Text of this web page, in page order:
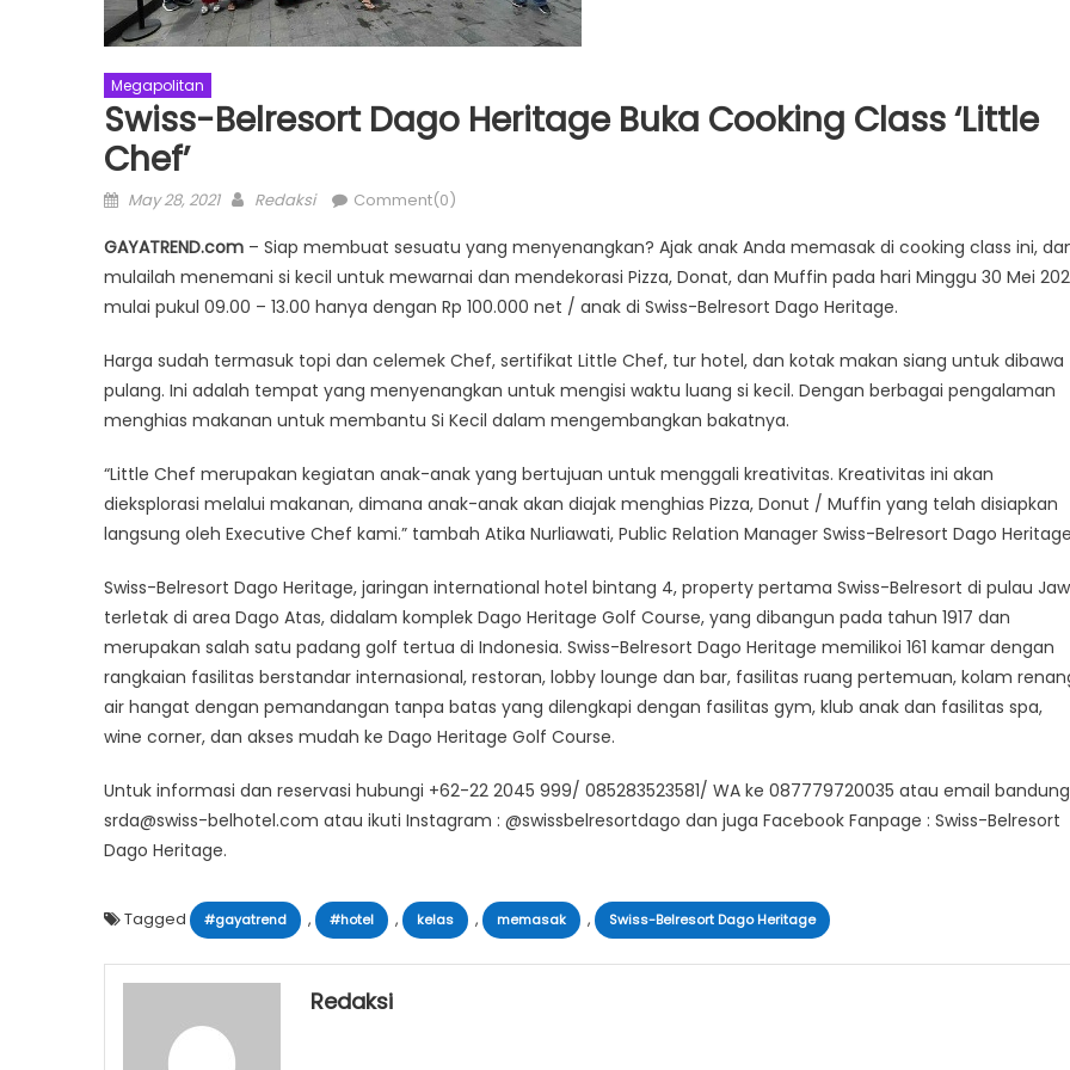
Megapolitan
Swiss-Belresort Dago Heritage Buka Cooking Class ‘Little
Chef’
Posted
May 28, 2021 Author
Redaksi Comment(0)
GAYATREND.com – Siap membuat sesuatu yang menyenangkan? Ajak anak Anda memasak di cooking class ini,
mulailah menemani si kecil untuk mewarnai dan mendekorasi Pizza, Donat, dan Muffin pada hari Minggu 30 Mei
mulai pukul 09.00 – 13.00 hanya dengan Rp 100.000 net / anak di Swiss-Belresort Dago Heritage.
Harga sudah termasuk topi dan celemek Chef, sertifikat Little Chef, tur hotel, dan kotak makan siang untuk dibawa
pulang. Ini adalah tempat yang menyenangkan untuk mengisi waktu luang si kecil. Dengan berbagai pengalaman
menghias makanan untuk membantu Si Kecil dalam mengembangkan bakatnya.
“Little Chef merupakan kegiatan anak-anak yang bertujuan untuk menggali kreativitas. Kreativitas ini akan
dieksplorasi melalui makanan, dimana anak-anak akan diajak menghias Pizza, Donut / Muffin yang telah disiapkan
langsung oleh Executive Chef kami.” tambah Atika Nurliawati, Public Relation Manager Swiss-Belresort Dago
Swiss-Belresort Dago Heritage, jaringan international hotel bintang 4, property pertama Swiss-Belresort di pulau
terletak di area Dago Atas, didalam komplek Dago Heritage Golf Course, yang dibangun pada tahun 1917 dan
merupakan salah satu padang golf tertua di Indonesia. Swiss-Belresort Dago Heritage memilikoi 161 kamar dengan
rangkaian fasilitas berstandar internasional, restoran, lobby lounge dan bar, fasilitas ruang pertemuan, kolam
air hangat dengan pemandangan tanpa batas yang dilengkapi dengan fasilitas gym, klub anak dan fasilitas spa,
wine corner, dan akses mudah ke Dago Heritage Golf Course.
Untuk informasi dan reservasi hubungi +62-22 2045 999/ 085283523581/ WA ke 087779720035 atau email
srda@swiss-belhotel.com atau ikuti Instagram : @swissbelresortdago dan juga Facebook Fanpage : Swiss-Belresort
Dago Heritage.
Tagged #gayatrend , #hotel , kelas , memasak , Swiss-Belresort Dago Heritage
Redaksi